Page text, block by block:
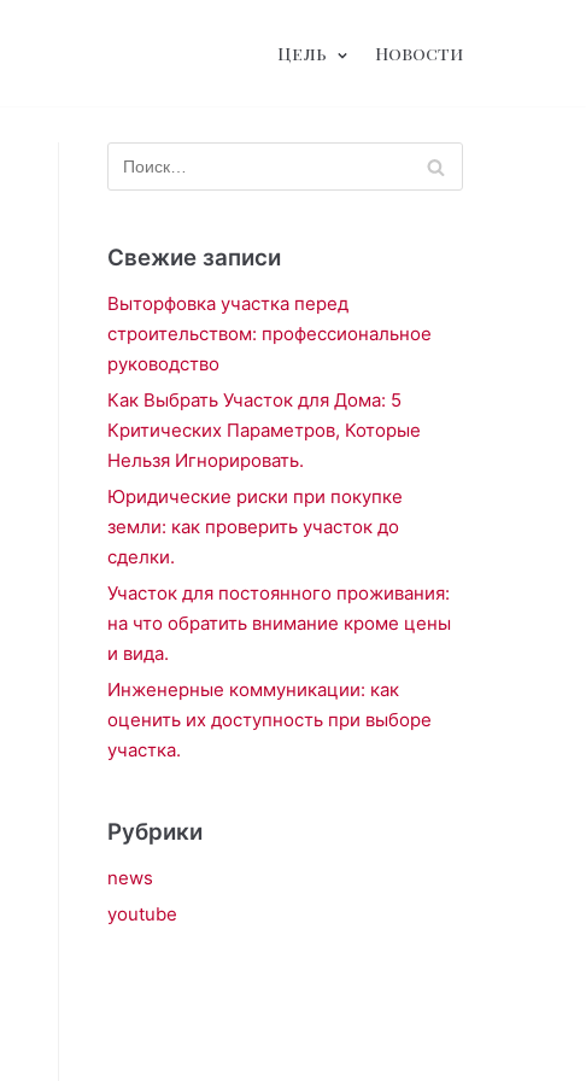
Цель Новости
Свежие записи
Выторфовка участка перед
строительством: профессиональное
руководство
Как Выбрать Участок для Дома: 5
Критических Параметров, Которые
Нельзя Игнорировать.
Юридические риски при покупке
земли: как проверить участок до
сделки.
Участок для постоянного проживания:
на что обратить внимание кроме цены
и вида.
Инженерные коммуникации: как
оценить их доступность при выборе
участка.
Рубрики
news
youtube